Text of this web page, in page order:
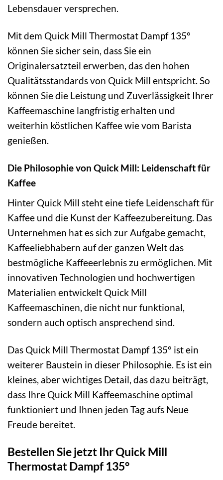
Lebensdauer versprechen.
Mit dem Quick Mill Thermostat Dampf 135°
können Sie sicher sein, dass Sie ein
Originalersatzteil erwerben, das den hohen
Qualitätsstandards von Quick Mill entspricht. So
können Sie die Leistung und Zuverlässigkeit Ihrer
Kaffeemaschine langfristig erhalten und
weiterhin köstlichen Kaffee wie vom Barista
genießen.
Die Philosophie von Quick Mill: Leidenschaft für
Kaffee
Hinter Quick Mill steht eine tiefe Leidenschaft für
Kaffee und die Kunst der Kaffeezubereitung. Das
Unternehmen hat es sich zur Aufgabe gemacht,
Kaffeeliebhabern auf der ganzen Welt das
bestmögliche Kaffeeerlebnis zu ermöglichen. Mit
innovativen Technologien und hochwertigen
Materialien entwickelt Quick Mill
Kaffeemaschinen, die nicht nur funktional,
sondern auch optisch ansprechend sind.
Das Quick Mill Thermostat Dampf 135° ist ein
weiterer Baustein in dieser Philosophie. Es ist ein
kleines, aber wichtiges Detail, das dazu beiträgt,
dass Ihre Quick Mill Kaffeemaschine optimal
funktioniert und Ihnen jeden Tag aufs Neue
Freude bereitet.
Bestellen Sie jetzt Ihr Quick Mill
Thermostat Dampf 135°